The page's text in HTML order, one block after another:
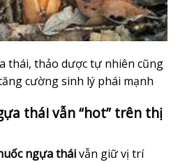
thái, thảo dược tự nhiên cũng
cường sinh lý phái mạnh
thái vẫn “hot” trên thị
ngựa tháivẫn giữ vị trí